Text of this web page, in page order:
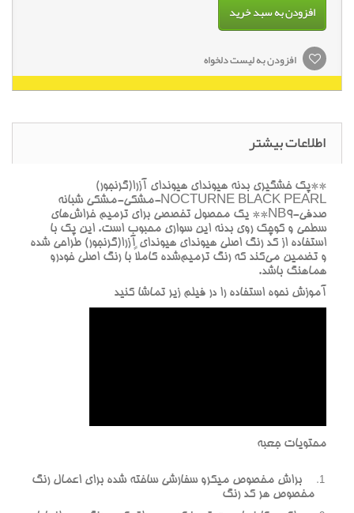
افزودن به سبد خرید
افزودن به لیست دلخواه
اطلاعات بیشتر
**پک خشگيري بدنه هيونداي هيونداي آزرا(گرنجور)
NOCTURNE BLACK PEARL-مشکي-مشکي شبانه
صدفي-NB9** يک محصول تخصصي براي ترميم خراش‌هاي
سطحي و کوچک روي بدنه اين سواري محبوب است. اين پک با
استفاده از کد رنگ اصلي هيونداي هيونداي آزرا(گرنجور) طراحي شده
و تضمين مي‌کند که رنگ ترميم‌شده کاملاً با رنگ اصلي خودرو
هماهنگ باشد.
آموزش نحوه استفاده را در فيلم زير تماشا کنيد
محتويات جعبه
براش مخصوص ميکرو سفارشي ساخته شده براي اعمال رنگ
مخصوص هر کد رنگ